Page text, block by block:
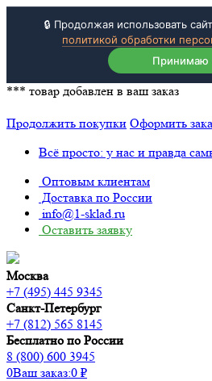
🔒 Продолжая использовать
политикой обработки
Принимаю
*** товар добавлен в ваш заказ
Продолжить покупки Оформить
Всё просто: у нас и правда
Оптовым клиентам
Доставка по России
info@1-sklad.ru
Оставить заявку
Москва
+7 (495) 445 9345
Санкт-Петербург
+7 (812) 565 8145
Бесплатно по России
8 (800) 600 3945
0Ваш заказ:0 ₽